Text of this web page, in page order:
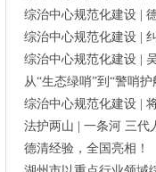
综治中心规范化建设 |
综治中心规范化建设 |
综治中心规范化建设 |
从“生态绿哨”到“警哨
综治中心规范化建设 |
法护两山 | 一条河 三代
德清经验，全国亮相！